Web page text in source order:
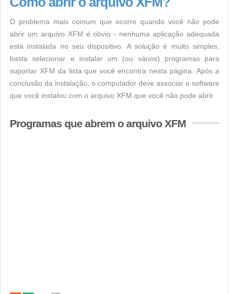
O problema mais comum que ocorre quando você não pode
abrir um arquivo XFM é obvio - nenhuma aplicação adequada
está instalada no seu dispositivo. A solução é muito simples,
basta selecionar e instalar um (ou vários) programas para
suportar XFM da lista que você encontra nesta página. Após a
conclusão da instalação, o computador deve associar o software
que você instalou com o arquivo XFM que você não pode abrir.
Programas que abrem o arquivo XFM